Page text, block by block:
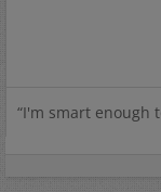
“I'm smart enough